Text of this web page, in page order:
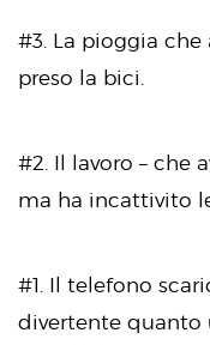
#3. La pioggia che
preso la bici.
#2. Il lavoro – che
ma ha incattivito
#1. Il telefono
divertente quanto